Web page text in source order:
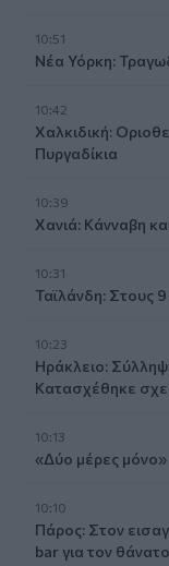
10:51
Νέα Υόρκη:
10:42
Χαλκιδική:
Πυργαδίκια
10:39
Χανιά: Κάνναβη
10:31
Ταϊλάνδη: Στους
10:23
Ηράκλειο:
Κατασχέθηκε
10:13
«Δύο μέρες μόνο»
10:10
Πάρος: Στον
bar για τον